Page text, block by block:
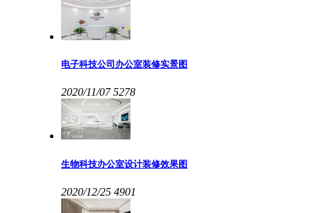
电子科技公司办公室装修实景图
2020/11/07 5278
生物科技办公室设计装修效果图
2020/12/25 4901